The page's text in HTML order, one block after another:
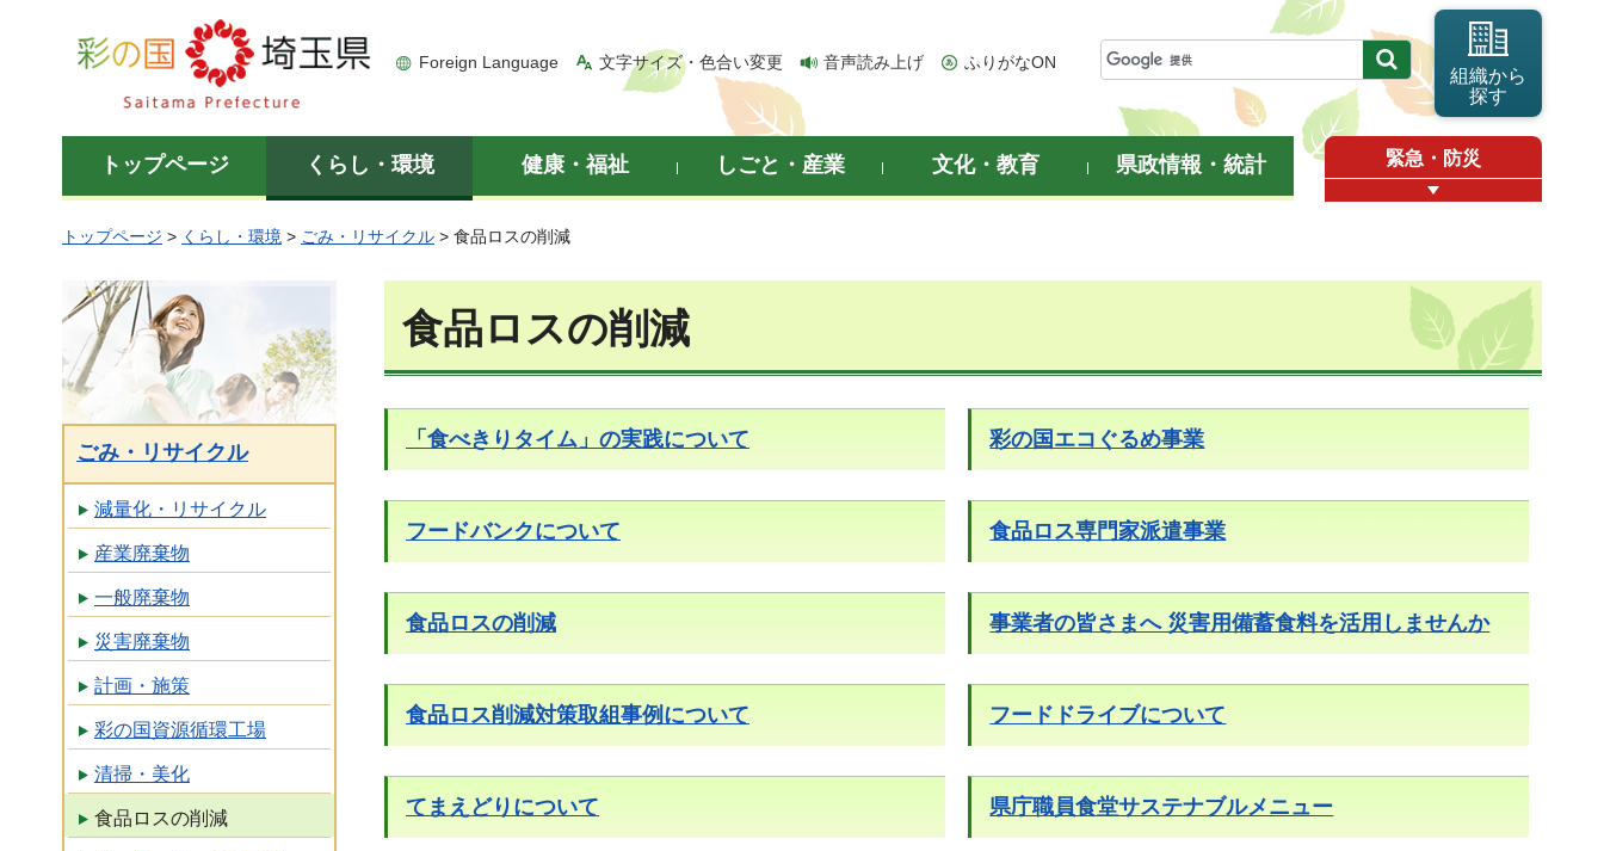
彩の国 埼玉県
Foreign Language 文字サイズ・色合い変更 音声読み上げ ふりがなON
組織から
探す
トップページ くらし・環境 健康・福祉 しごと・産業 文化・教育 県政情報・統計 緊急・防災
トップページ > くらし・環境 > ごみ・リサイクル > 食品ロスの削減
ごみ・リサイクル
減量化・リサイクル
産業廃棄物
一般廃棄物
災害廃棄物
計画・施策
彩の国資源循環工場
清掃・美化
食品ロスの削減
食品ロスの削減
「食べきりタイム」の実践について 彩の国エコぐるめ事業
フードバンクについて 食品ロス専門家派遣事業
食品ロスの削減 事業者の皆さまへ 災害用備蓄食料を活用しませんか
食品ロス削減対策取組事例について フードドライブについて
てまえどりについて 県庁職員食堂サステナブルメニュー